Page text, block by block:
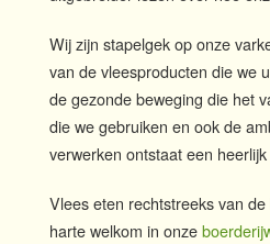
Wij zijn stapelgek op onze
van de vleesproducten die we
de gezonde beweging die het
die we gebruiken en ook de
verwerken ontstaat een
Vlees eten rechtstreeks van
harte welkom in onze